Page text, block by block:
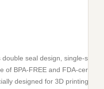
seal design, single-
of BPA-FREE and FDA-
designed for 3D printing